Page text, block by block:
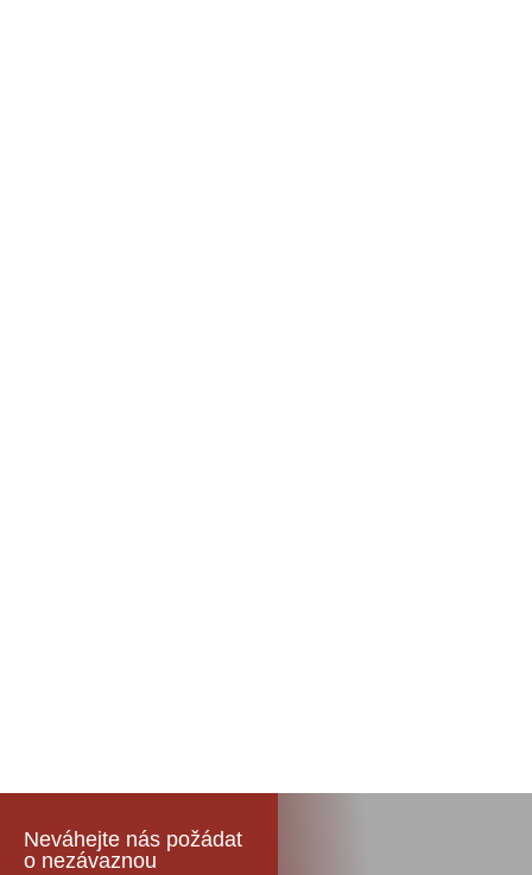
Neváhejte nás požádat
o nezávaznou